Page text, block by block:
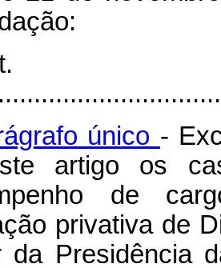
único -
artigo os
de
privativa de
da Presidência